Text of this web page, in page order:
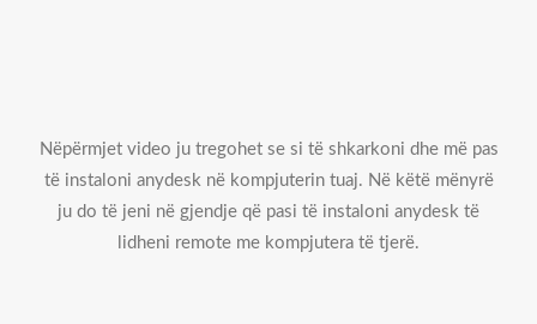
Nëpërmjet video ju tregohet se si të shkarkoni dhe më pas
të instaloni anydesk në kompjuterin tuaj. Në këtë mënyrë
ju do të jeni në gjendje që pasi të instaloni anydesk të
lidheni remote me kompjutera të tjerë.